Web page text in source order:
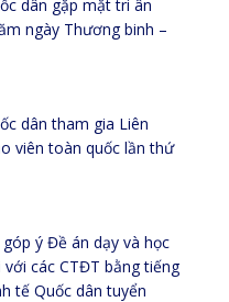
dân gặp mặt tri ân
ngày Thương binh –
dân tham gia Liên
viên toàn quốc lần thứ
ý Đề án dạy và học
các CTĐT bằng tiếng
tế Quốc dân tuyển